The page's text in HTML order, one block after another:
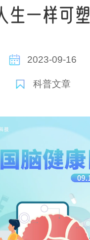
生一样可塑
2023-09-16
科普文章